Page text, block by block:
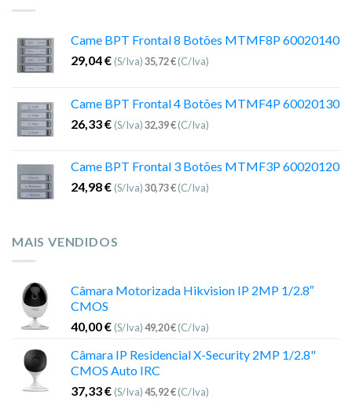
Came BPT Frontal 8 Botões MTMF8P 60020140
29,04€ (S/Iva)35,72€(C/Iva)
Came BPT Frontal 4 Botões MTMF4P 60020130
26,33€ (S/Iva)32,39€(C/Iva)
Came BPT Frontal 3 Botões MTMF3P 60020120
24,98€ (S/Iva)30,73€(C/Iva)
MAIS VENDIDOS
Câmara Motorizada Hikvision IP 2MP 1/2.8″
CMOS
40,00€ (S/Iva)49,20€(C/Iva)
Câmara IP Residencial X-Security 2MP 1/2.8"
CMOS Auto IRC
37,33€ (S/Iva)45,92€(C/Iva)